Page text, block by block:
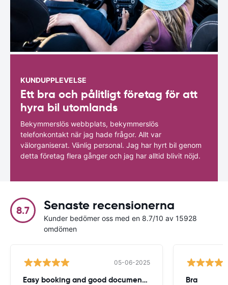
KUNDUPPLEVELSE
Ett bra och pålitligt företag för att
hyra bil utomlands
Bekymmerslös webbplats, bekymmerslös
telefonkontakt när jag hade frågor. Allt var
välorganiserat. Vänlig personal. Jag har hyrt bil genom
detta företag flera gånger och jag har alltid blivit nöjd.
8.7 Senaste recensionerna
Kunder bedömer oss med en 8.7/10 av 15928
omdömen
05-06-2025
Easy booking and good documentation Bra